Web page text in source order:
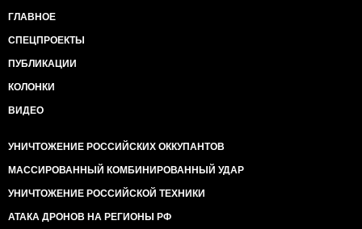
ГЛАВНОЕ
СПЕЦПРОЕКТЫ
ПУБЛИКАЦИИ
КОЛОНКИ
ВИДЕО
УНИЧТОЖЕНИЕ РОССИЙСКИХ ОККУПАНТОВ
МАССИРОВАННЫЙ КОМБИНИРОВАННЫЙ УДАР
УНИЧТОЖЕНИЕ РОССИЙСКОЙ ТЕХНИКИ
АТАКА ДРОНОВ НА РЕГИОНЫ РФ